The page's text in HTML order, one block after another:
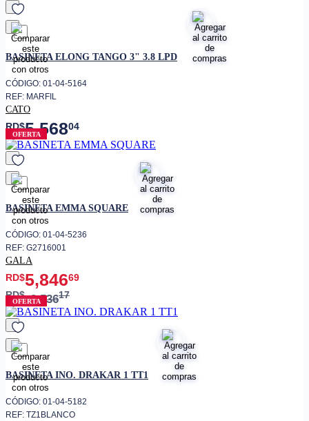
favorito
BASINETA ELONG TANGO 3" 3.8 LPD
CÓDIGO: 01-04-5164
REF: MARFIL
CATO
RD$5,56804
OFERTA
favorito
BASINETA EMMA SQUARE
CÓDIGO: 01-04-5236
REF: G2716001
GALA
RD$5,84669
RD$8,53617
OFERTA
favorito
BASINETA INO. DRAKAR 1 TT1
CÓDIGO: 01-04-5182
REF: TZ1BLANCO